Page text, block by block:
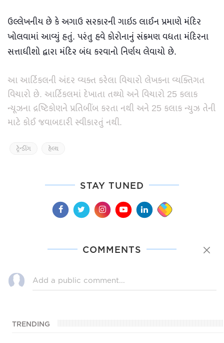
ઉલ્લેખનીય છે કે અગાઉ સરકારની ગાઇડ લાઈન પ્રમાણે મંદિર
ખોલવામાં આવ્યું હતું. પરંતુ હવે કોરોનાનું સંક્રમણ વધતા મંદિરના
સત્તાધીશો દ્વારા મંદિર બંધ કરવાનો નિર્ણય લેવાયો છે.
આ આર્ટિકલની અંદર વ્યક્ત કરેલા વિચારો લેખકના વ્યક્તિગત
વિચારો છે. આર્ટિકલમાં દેખાતા તથ્યો અને વિચારો 25 કલાક
ન્યૂઝના દ્રષ્ટિકોણને પ્રતિબીંબ કરતા નથી અને 25 કલાક ન્યુઝ તેની
માટે કોઈ જવાબદારી સ્વીકારતું નથી.
ટ્રેન્ડીંગ હેલ્થ
STAY TUNED
COMMENTS
TRENDING